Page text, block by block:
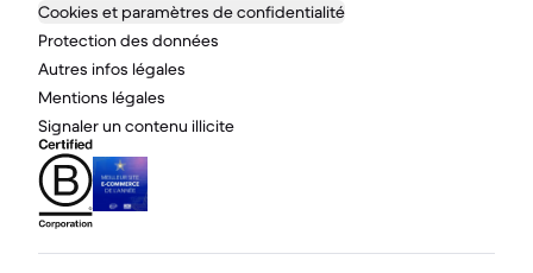
Cookies et paramètres de confidentialité
Protection des données
Autres infos légales
Mentions légales
Signaler un contenu illicite